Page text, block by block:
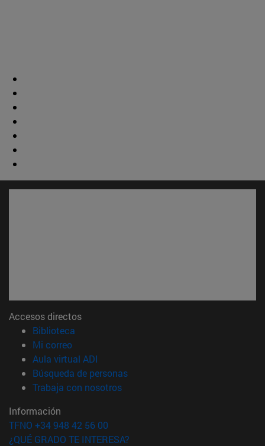
Accesos directos
Biblioteca
Mi correo(abre en nueva ventana)
Aula virtual ADI
Búsqueda de personas(abre en nueva ventana)
Trabaja con nosotros(abre en nueva ventana)
Información
TFNO +34 948 42 56 00
¿QUÉ GRADO TE INTERESA?